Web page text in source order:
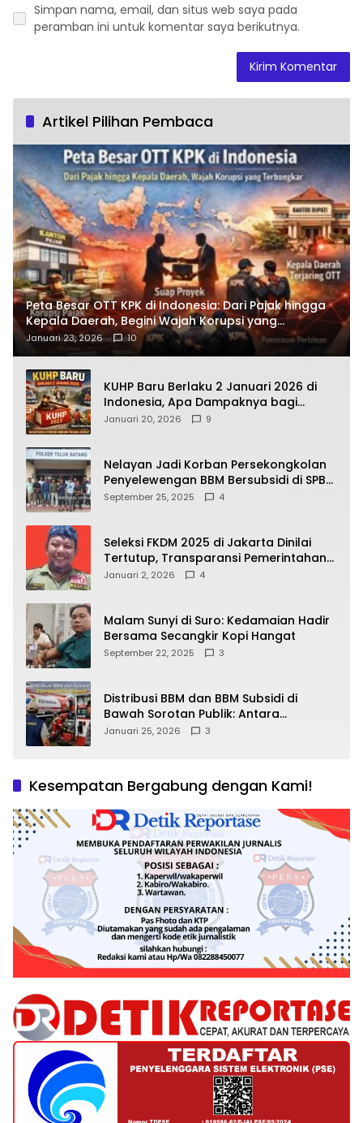
Simpan nama, email, dan situs web saya pada
peramban ini untuk komentar saya berikutnya.
Artikel Pilihan Pembaca
Peta Besar OTT KPK di Indonesia: Dari Pajak hingga
Kepala Daerah, Begini Wajah Korupsi yang
Terbongkar
Januari 23, 2026 10
KUHP Baru Berlaku 2 Januari 2026 di
Indonesia, Apa Dampaknya bagi
Kehidupan Warga? Ini Aturan Kunci
Januari 20, 2026 9
Nelayan Jadi Korban Persekongkolan
Penyelewengan BBM Bersubsidi di SPBU
64.78809 Teluk Batang
September 25, 2025 4
Seleksi FKDM 2025 di Jakarta Dinilai
Tertutup, Transparansi Pemerintahan
Pramono–Rano Dipertanyakan
Januari 2, 2026 4
Malam Sunyi di Suro: Kedamaian Hadir
Bersama Secangkir Kopi Hangat
September 22, 2025 3
Distribusi BBM dan BBM Subsidi di
Bawah Sorotan Publik: Antara
Kepentingan Negara, Hak Konsumen,
Januari 25, 2026 3
Kesempatan Bergabung dengan Kami!